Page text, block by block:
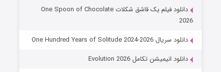
دانلود فیلم یک قاشق شکلات One Spoon of Chocolate
2026
دانلود سریال One Hundred Years of Solitude 2024-2026
دانلود انیمیشن تکامل Evolution 2026